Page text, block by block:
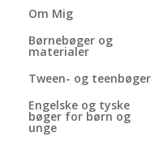
Om Mig
Børnebøger og
materialer
Tween- og teenbøger
Engelske og tyske
bøger for børn og
unge